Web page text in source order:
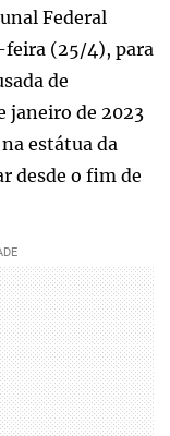
Federal
(25/4), para
de
janeiro de 2023
estátua da
desde o fim de